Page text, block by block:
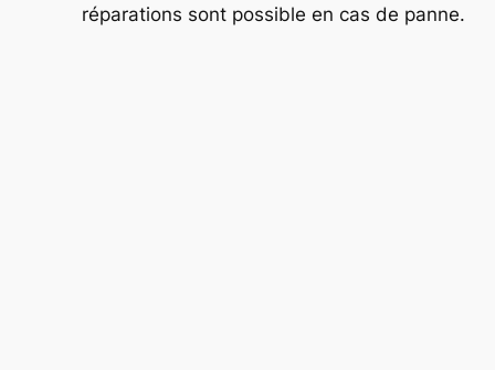
réparations sont possible en cas de panne.